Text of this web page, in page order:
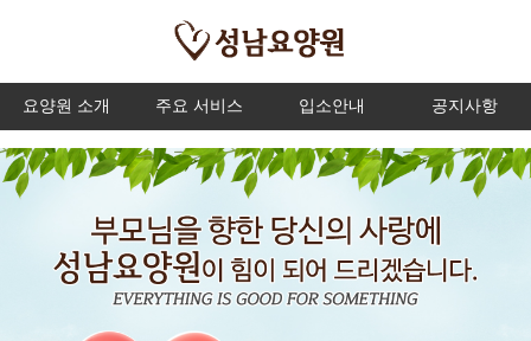
요양원 소개 주요 서비스 입소안내 공지사항